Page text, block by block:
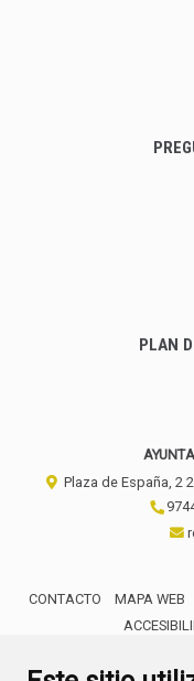
PLAN
Plaza de España, 2
CONTACTO MAPA WEB